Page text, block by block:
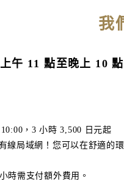
我
上午 11 點至晚上 10
，3 小時 3,500 日元起
局域網！您可以在舒適的
時需支付額外費用。